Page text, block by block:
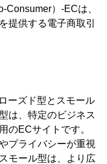
Consumer）-ECは、
提供する電子商取引
ーズド型とスモール
は、特定のビジネス
のECサイトです。
プライバシーが重視
モール型は、より広